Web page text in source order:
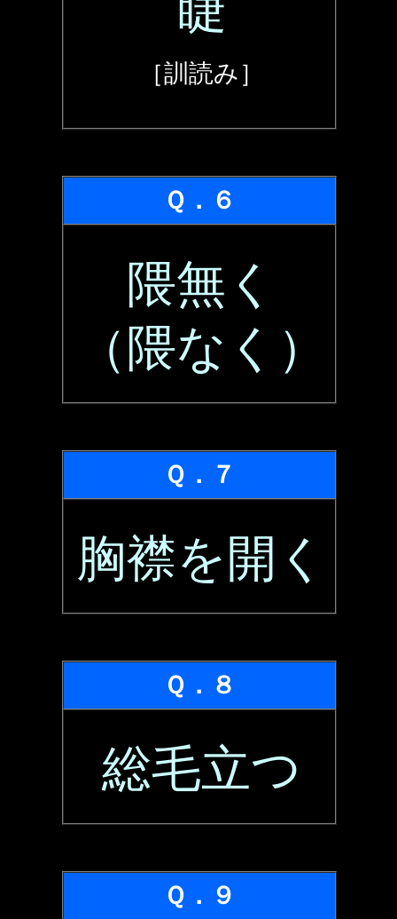
［訓読み］
Ｑ．６
隈無く
（隈なく）
Ｑ．７
胸襟を開く
Ｑ．８
総毛立つ
Ｑ．９